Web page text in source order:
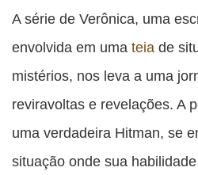
esta
publicação
Facebook
esta
Twitter
A série de Verônica, uma
envolvida em uma teia de
mistérios, nos leva a uma
reviravoltas e revelações. A
uma verdadeira Hitman, se
situação onde sua